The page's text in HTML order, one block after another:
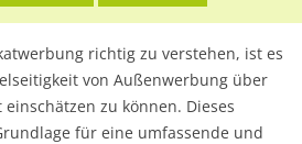
richtig zu verstehen, ist es
von Außenwerbung über
zu können. Dieses
für eine umfassende und